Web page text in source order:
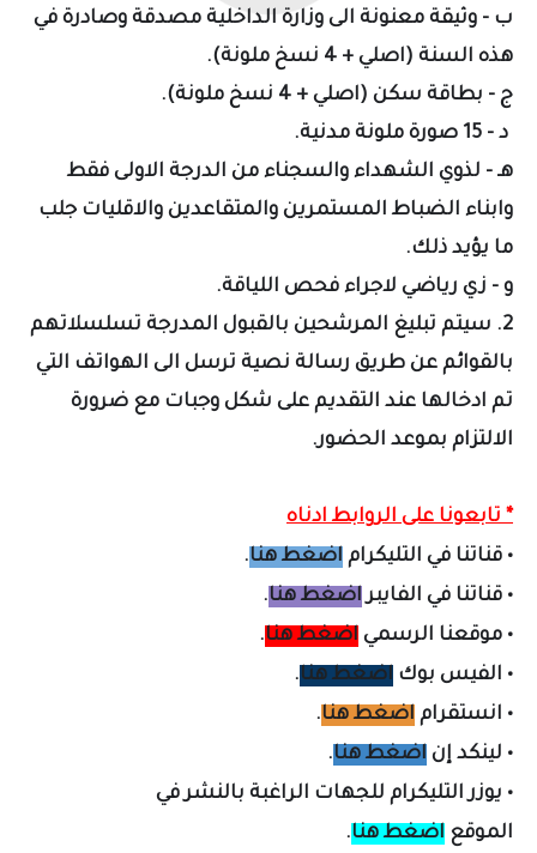
ب - وثيقة معنونة الى وزارة الداخلية مصدقة وصادرة في
هذه السنة (اصلي + 4 نسخ ملونة).
ج - بطاقة سكن (اصلي + 4 نسخ ملونة).
د - 15 صورة ملونة مدنية.
هـ - لذوي الشهداء والسجناء من الدرجة الاولى فقط
وابناء الضباط المستمرين والمتقاعدين والاقليات جلب
ما يؤيد ذلك.
و - زي رياضي لاجراء فحص اللياقة.
2. سيتم تبليغ المرشحين بالقبول المدرجة تسلسلاتهم
بالقوائم عن طريق رسالة نصية ترسل الى الهواتف التي
تم ادخالها عند التقديم على شكل وجبات مع ضرورة
الالتزام بموعد الحضور.
* تابعونا على الروابط ادناه
• قناتنا في التليكرام اضغط هنا.
• قناتنا في الفايبراضغط هنا.
• موقعنا الرسمي اضغط هنا.
• الفيس بوك اضغط هنا.
• انستقرام اضغط هنا.
• لينكد إن اضغط هنا.
• يوزر التليكرام للجهات الراغبة بالنشر في
الموقع اضغط هنا.